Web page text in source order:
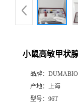
品
小鼠高敏甲状
品牌： DUMABIO
产地： 上海
型号： 96T